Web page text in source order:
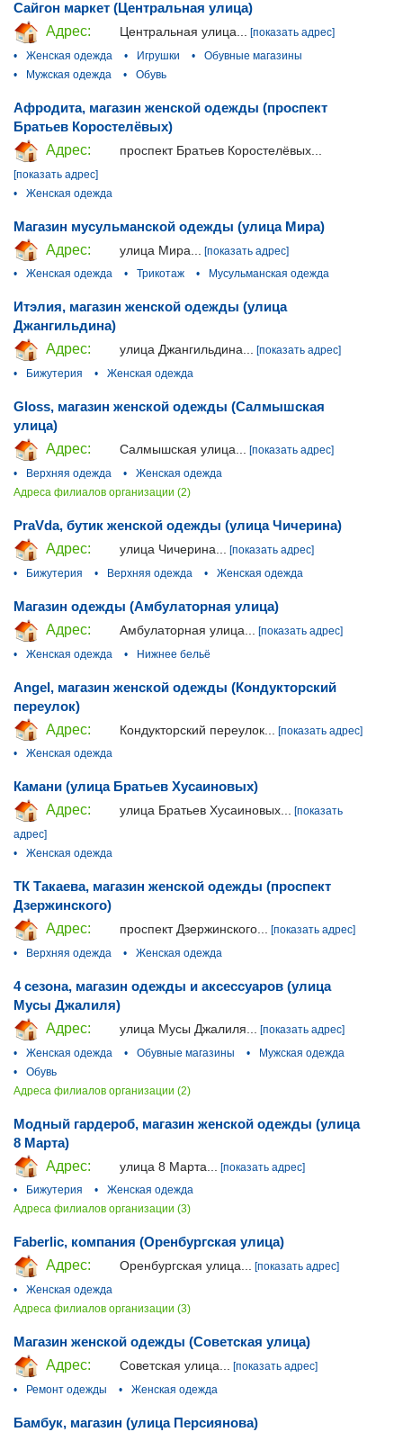
Сайгон маркет (Центральная улица)
Адрес:
Центральная улица...
[показать адрес]
•
Женская одежда • Игрушки •
Обувные магазины
•
Мужская одежда • Обувь
Афродита, магазин женской одежды (проспект
Братьев Коростелёвых)
Адрес:
проспект Братьев Коростелёвых...
[показать адрес]
•
Женская одежда
Магазин мусульманской одежды (улица Мира)
Адрес:
улица Мира...
[показать адрес]
•
Женская одежда • Трикотаж • Мусульманская одежда
Итэлия, магазин женской одежды (улица
Джангильдина)
Адрес:
улица Джангильдина... [показать адрес]
•
Бижутерия • Женская одежда
Gloss, магазин женской одежды (Салмышская
улица)
Адрес:
Салмышская улица... [показать адрес]
•
Верхняя одежда •
Женская одежда
Адреса филиалов организации (2)
PraVda, бутик женской одежды (улица Чичерина)
Адрес:
улица Чичерина...
[показать адрес]
•
Бижутерия • Верхняя одежда • Женская одежда
Магазин одежды (Амбулаторная улица)
Адрес:
Амбулаторная улица...
[показать адрес]
•
Женская одежда • Нижнее бельё
Angel, магазин женской одежды (Кондукторский
переулок)
Адрес:
Кондукторский переулок...
[показать адрес]
•
Женская одежда
Камани (улица Братьев Хусаиновых)
Адрес:
улица Братьев Хусаиновых... [показать
адрес]
•
Женская одежда
ТК Такаева, магазин женской одежды (проспект
Дзержинского)
Адрес:
проспект Дзержинского...
[показать адрес]
•
Верхняя одежда • Женская одежда
4 сезона, магазин одежды и аксессуаров (улица
Мусы Джалиля)
Адрес:
улица Мусы Джалиля...
[показать адрес]
•
Женская одежда • Обувные магазины •
Мужская одежда
•
Обувь
Адреса филиалов организации (2)
Модный гардероб, магазин женской одежды (улица
8 Марта)
Адрес:
улица 8 Марта...
[показать адрес]
•
Бижутерия •
Женская одежда
Адреса филиалов организации (3)
Faberlic, компания (Оренбургская улица)
Адрес:
Оренбургская улица... [показать адрес]
•
Женская одежда
Адреса филиалов организации (3)
Магазин женской одежды (Советская улица)
Адрес:
Советская улица...
[показать адрес]
•
Ремонт одежды • Женская одежда
Бамбук, магазин (улица Персиянова)